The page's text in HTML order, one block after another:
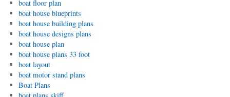
boat floor plan
boat house blueprints
boat house building plans
boat house designs plans
boat house plan
boat house plans 33 foot
boat layout
boat motor stand plans
Boat Plans